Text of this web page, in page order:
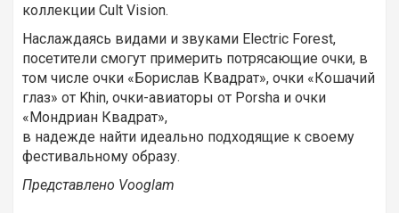
коллекции Cult Vision.
Наслаждаясь видами и звуками Electric Forest,
посетители смогут примерить потрясающие очки, в
том числе очки «Борислав Квадрат», очки «Кошачий
глаз» от Khin, очки-авиаторы от Porsha и очки
«Мондриан Квадрат»,
в надежде найти идеально подходящие к своему
фестивальному образу.
Представлено Vooglam